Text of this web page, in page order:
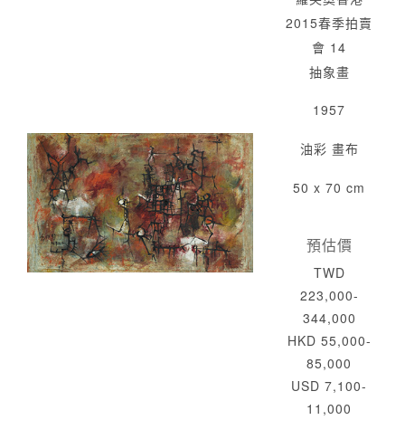
2015春季拍賣
會 14
抽象畫
1957
油彩 畫布
50 x 70 cm
預估價
TWD
223,000-
344,000
HKD 55,000-
85,000
USD 7,100-
11,000